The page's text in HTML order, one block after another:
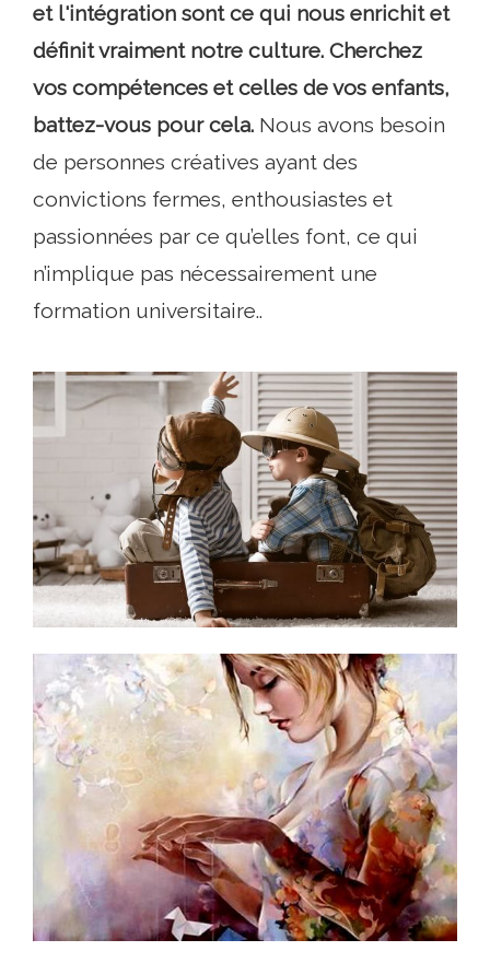
et l'intégration sont ce qui nous enrichit et
définit vraiment notre culture. Cherchez
vos compétences et celles de vos enfants,
battez-vous pour cela. Nous avons besoin
de personnes créatives ayant des
convictions fermes, enthousiastes et
passionnées par ce qu’elles font, ce qui
n’implique pas nécessairement une
formation universitaire..